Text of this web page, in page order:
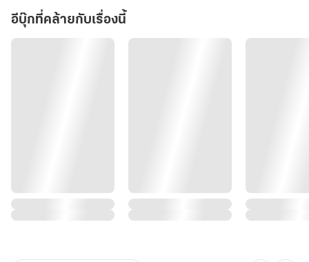
อีบุ๊กที่คล้ายกับเรื่องนี้